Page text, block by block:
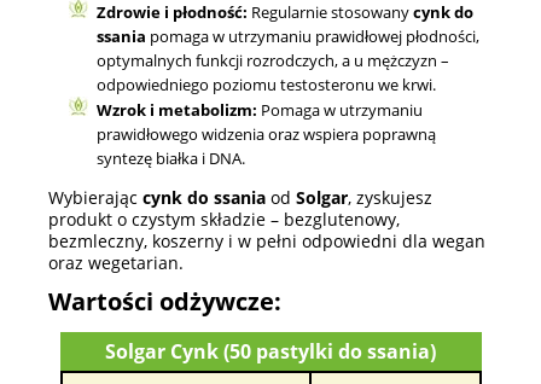
Zdrowie i płodność: Regularnie stosowanycynk do
ssania pomaga w utrzymaniu prawidłowej płodności,
optymalnych funkcji rozrodczych, a u mężczyzn –
odpowiedniego poziomu testosteronu we krwi.
Wzrok i metabolizm: Pomaga w utrzymaniu
prawidłowego widzenia oraz wspiera poprawną
syntezę białka i DNA.
Wybierając cynk do ssania od Solgar, zyskujesz
produkt o czystym składzie – bezglutenowy,
bezmleczny, koszerny i w pełni odpowiedni dla wegan
oraz wegetarian.
Wartości odżywcze:
Solgar Cynk (50 pastylki do ssania)